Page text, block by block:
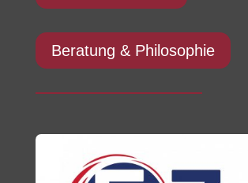
Beratung & Philosophie